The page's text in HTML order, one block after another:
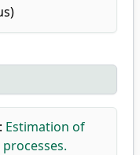
: Estimation of